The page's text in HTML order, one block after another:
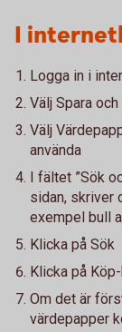
I
Logga in i
Välj Spara
Välj
använda
I fältet ”Sök
sidan, skriver
exempel bull
Klicka på Sök
Klicka på
Om det är
värdepapper